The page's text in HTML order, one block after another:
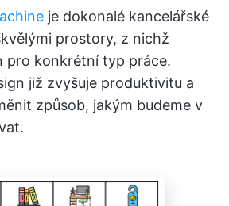
je dokonalé kancelářské
prostory, z nichž
pro konkrétní typ práce.
již zvyšuje produktivitu a
způsob, jakým budeme v